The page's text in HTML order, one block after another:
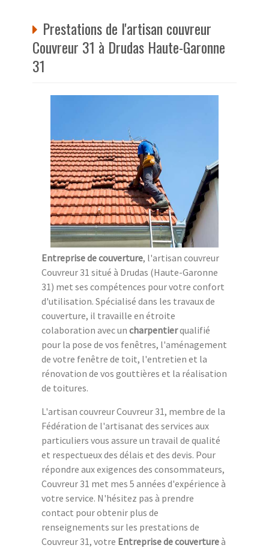
Prestations de l'artisan couvreur
Couvreur 31 à Drudas Haute-Garonne
31
Entreprise de couverture, l'artisan couvreur
Couvreur 31 situé à Drudas (Haute-Garonne
31) met ses compétences pour votre confort
d'utilisation. Spécialisé dans les travaux de
couverture, il travaille en étroite
colaboration avec un charpentierqualifié
pour la pose de vos fenêtres, l'aménagement
de votre fenêtre de toit, l'entretien et la
rénovation de vos gouttières et la réalisation
de toitures.
L'artisan couvreur Couvreur 31, membre de la
Fédération de l'artisanat des services aux
particuliers vous assure un travail de qualité
et respectueux des délais et des devis. Pour
répondre aux exigences des consommateurs,
Couvreur 31 met mes 5 années d'expérience à
votre service. N'hésitez pas à prendre
contact pour obtenir plus de
renseignements sur les prestations de
Couvreur 31, votre Entreprise de couvertureà